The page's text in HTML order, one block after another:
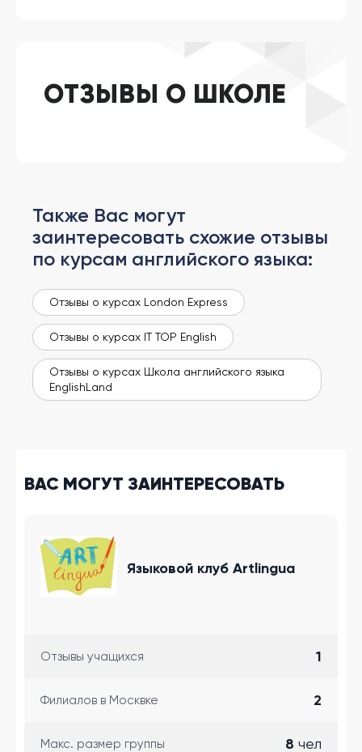
ОТЗЫВЫ О ШКОЛЕ
Также Вас могут
заинтересовать схожие отзывы
по курсам английского языка:
Отзывы о курсах London Express
Отзывы о курсах IT TOP English
Отзывы о курсах Школа английского языка
EnglishLand
ВАС МОГУТ ЗАИНТЕРЕСОВАТЬ
Языковой клуб Artlingua
Отзывы учащихся 1
Филиалов в Москвке 2
Макс. размер группы 8 чел